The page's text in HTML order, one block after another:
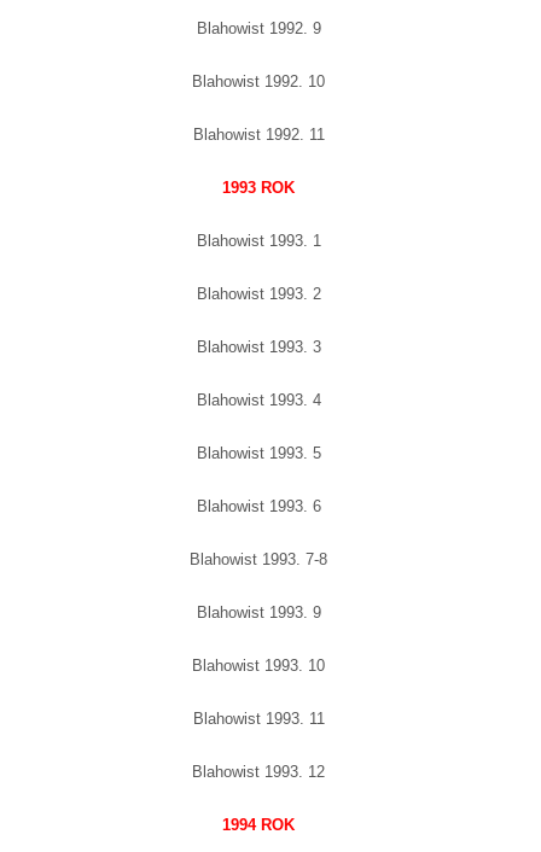
Blahowist 1992. 9
Blahowist 1992. 10
Blahowist 1992. 11
1993 ROK
Blahowist 1993. 1
Blahowist 1993. 2
Blahowist 1993. 3
Blahowist 1993. 4
Blahowist 1993. 5
Blahowist 1993. 6
Blahowist 1993. 7-8
Blahowist 1993. 9
Blahowist 1993. 10
Blahowist 1993. 11
Blahowist 1993. 12
1994 ROK